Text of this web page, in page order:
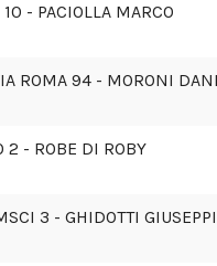
- PACIOLLA MARCO
ROMA 94 - MORONI
2 - ROBE DI ROBY
3 - GHIDOTTI